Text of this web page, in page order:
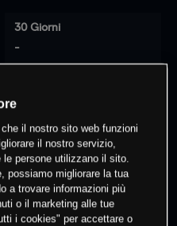
30 Giorni
-
posizioni
il nostro sito web funzioni
il nostro servizio,
persone utilizzano il sito.
possiamo migliorare la tua
a trovare informazioni più
o il marketing alle tue
i cookies" per accettare o